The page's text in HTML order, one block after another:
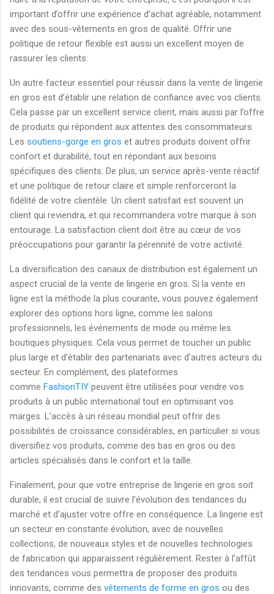
important d’offrir une expérience d’achat agréable, notamment
avec des sous-vêtements en gros de qualité. Offrir une
politique de retour flexible est aussi un excellent moyen de
rassurer les clients.
Un autre facteur essentiel pour réussir dans la vente de lingerie
en gros est d’établir une relation de confiance avec vos clients.
Cela passe par un excellent service client, mais aussi par l’offre
de produits qui répondent aux attentes des consommateurs.
Les soutiens-gorge en gros et autres produits doivent offrir
confort et durabilité, tout en répondant aux besoins
spécifiques des clients. De plus, un service après-vente réactif
et une politique de retour claire et simple renforceront la
fidélité de votre clientèle. Un client satisfait est souvent un
client qui reviendra, et qui recommandera votre marque à son
entourage. La satisfaction client doit être au cœur de vos
préoccupations pour garantir la pérennité de votre activité.
La diversification des canaux de distribution est également un
aspect crucial de la vente de lingerie en gros. Si la vente en
ligne est la méthode la plus courante, vous pouvez également
explorer des options hors ligne, comme les salons
professionnels, les événements de mode ou même les
boutiques physiques. Cela vous permet de toucher un public
plus large et d’établir des partenariats avec d'autres acteurs du
secteur. En complément, des plateformes
comme FashionTIY peuvent être utilisées pour vendre vos
produits à un public international tout en optimisant vos
marges. L’accès à un réseau mondial peut offrir des
possibilités de croissance considérables, en particulier si vous
diversifiez vos produits, comme des bas en gros ou des
articles spécialisés dans le confort et la taille.
Finalement, pour que votre entreprise de lingerie en gros soit
durable, il est crucial de suivre l’évolution des tendances du
marché et d’ajuster votre offre en conséquence. La lingerie est
un secteur en constante évolution, avec de nouvelles
collections, de nouveaux styles et de nouvelles technologies
de fabrication qui apparaissent régulièrement. Rester à l’affût
des tendances vous permettra de proposer des produits
innovants, comme des vêtements de forme en gros ou des